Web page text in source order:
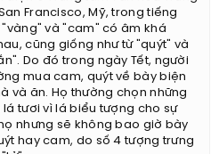
Francisco, Mỹ, trong tiếng
"vàng" và "cam" có âm khá
cũng giống như từ "quýt" và
Do đó trong ngày Tết, người
mua cam, quýt về bày biện
và ăn. Họ thường chọn những
lá tươi vì lá biểu tượng cho sự
nhưng sẽ không bao giờ bày
hay cam, do số 4 tượng trưng